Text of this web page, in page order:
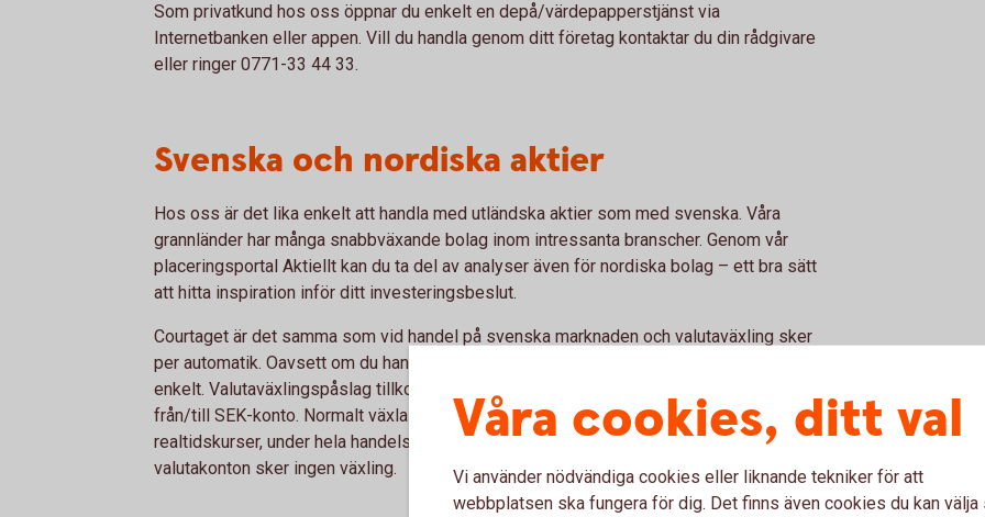
Som privatkund hos oss öppnar du enkelt en depå/värdepapperstjänst via
Internetbanken eller appen. Vill du handla genom ditt företag kontaktar du din rådgivare
eller ringer 0771-33 44 33.
Svenska och nordiska aktier
Hos oss är det lika enkelt att handla med utländska aktier som med svenska. Våra
grannländer har många snabbväxande bolag inom intressanta branscher. Genom vår
placeringsportal Aktiellt kan du ta del av analyser även för nordiska bolag – ett bra sätt
att hitta inspiration inför ditt investeringsbeslut.
Courtaget är det samma som vid handel på svenska marknaden och valutaväxling sker
per automatik. Oavsett om du handlar via ISK eller vanlig värdepapperstjänst är det lika
enkelt. Valutaväxlingspåslag tillkommer med max 0,41 procent vid köp eller försäljning
från/till SEK-konto. Normalt växlas valutan omedelbart efter avslut, till aktuella
realtidskurser, under hela handelsdagen fram till klockan 22:00. Om du handlar via
valutakonton sker ingen växling.
Våra cookies, ditt val
Vi använder nödvändiga cookies eller liknande tekniker för att
webbplatsen ska fungera för dig. Det finns även cookies du kan välja